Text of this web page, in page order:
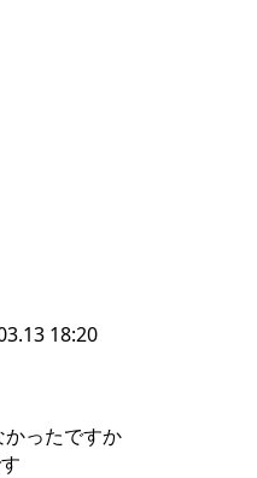
18:20
ったですか